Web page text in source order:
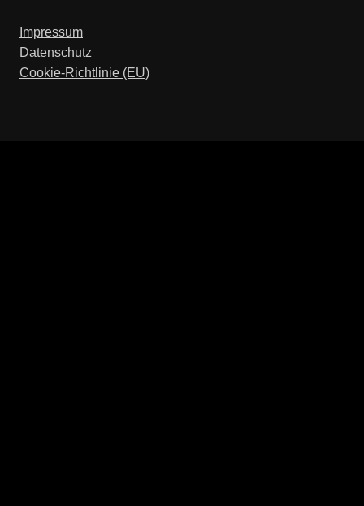
Impressum
Datenschutz
Cookie-Richtlinie (EU)